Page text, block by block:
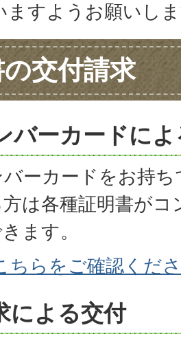
ますようお願いし
交付請求
バーカードに
ーカードをお持
は各種証明書が
ます。
ちらをご確認くだ
による交付